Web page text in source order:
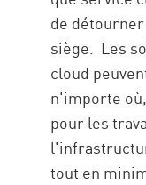
de
siège. Les
cloud
n'importe
pour les
tout en